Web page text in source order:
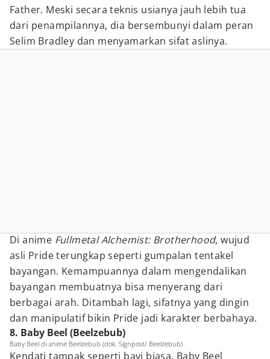
Father. Meski secara teknis usianya jauh lebih tua
dari penampilannya, dia bersembunyi dalam peran
Selim Bradley dan menyamarkan sifat aslinya.
Di anime Fullmetal Alchemist: Brotherhood, wujud
asli Pride terungkap seperti gumpalan tentakel
bayangan. Kemampuannya dalam mengendalikan
bayangan membuatnya bisa menyerang dari
berbagai arah. Ditambah lagi, sifatnya yang dingin
dan manipulatif bikin Pride jadi karakter berbahaya.
8. Baby Beel (Beelzebub)
Baby Beel di anime Beelzebub (dok. Signpost/ Beelzebub)
Kendati tampak seperti bayi biasa, Baby Beel